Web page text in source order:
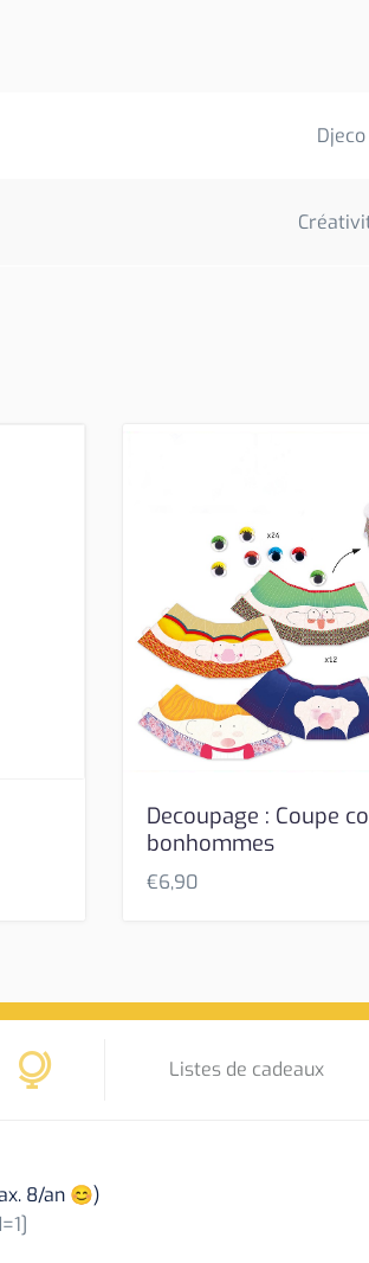
Djeco
Decoupage : Coupe
bonhommes
€6,90
Listes de cadeaux
8/an 😊)